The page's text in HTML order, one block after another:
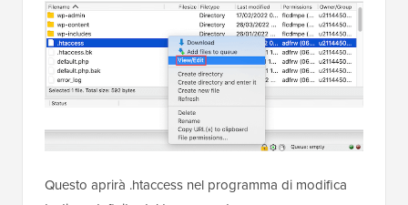
Questo aprirà .htaccess nel programma di modifica